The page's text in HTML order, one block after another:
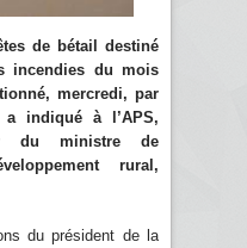
de bétail destiné
incendies du mois
mercredi, par
indiqué à l’APS,
du ministre de
rural,
du président de la